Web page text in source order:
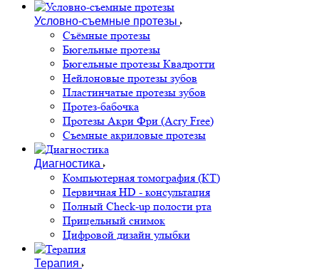
Условно-съемные протезы
Съёмные протезы
Бюгельные протезы
Бюгельные протезы Квадротти
Нейлоновые протезы зубов
Пластинчатые протезы зубов
Протез-бабочка
Протезы Акри Фри (Acry Free)
Съемные акриловые протезы
Диагностика
Компьютерная томография (КТ)
Первичная HD - консультация
Полный Check-up полости рта
Прицельный снимок
Цифровой дизайн улыбки
Терапия